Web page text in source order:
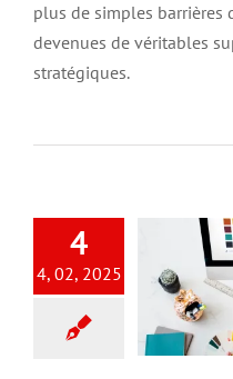
plus de simples barrières
devenues de véritables
stratégiques.
4
4, 02, 2025